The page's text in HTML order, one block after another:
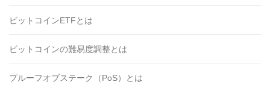
ビットコインETFとは
ビットコインの難易度調整とは
プルーフオブステーク（PoS）とは